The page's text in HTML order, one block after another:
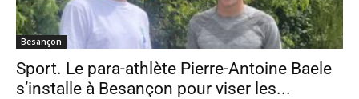
Besançon
Sport. Le para-athlète Pierre-Antoine Baele
s’installe à Besançon pour viser les...